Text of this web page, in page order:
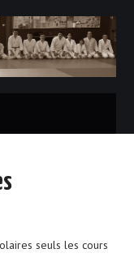
seuls les cours